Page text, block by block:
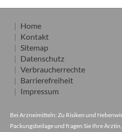
Home
Kontakt
Sitemap
Datenschutz
Verbraucherrechte
Barrierefreiheit
Impressum
Bei Arzneimitteln: Zu Risiken und
Packungsbeilage und fragen Sie Ihre